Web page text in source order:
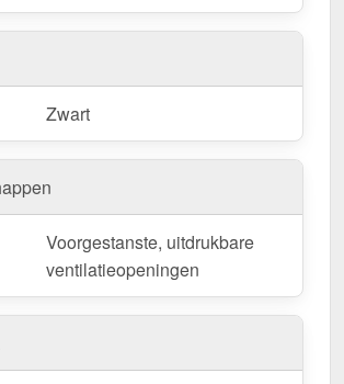
Zwart
Voorgestanste, uitdrukbare
ventilatieopeningen